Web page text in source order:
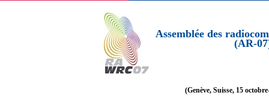
Assemblée des
(AR-
(Genève, Suisse, 15